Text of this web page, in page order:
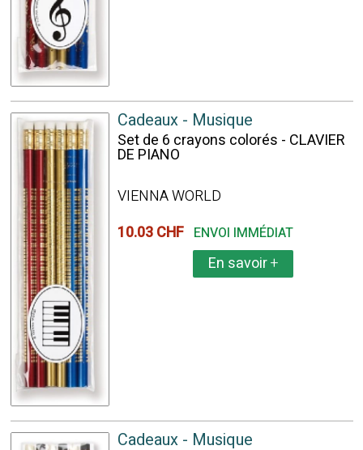
Cadeaux - Musique
Set de 6 crayons colorés - CLAVIER
DE PIANO
VIENNA WORLD
10.03 CHF ENVOI IMMÉDIAT
En savoir+
Cadeaux - Musique